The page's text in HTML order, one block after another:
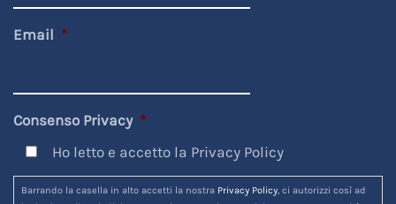
Email *
Consenso Privacy *
Ho letto e accetto la Privacy Policy
Barrando la casella in alto accetti la nostra Privacy Policy, ci autorizzi così ad